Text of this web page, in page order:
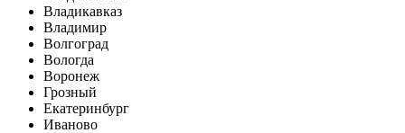
Владикавказ
Владимир
Волгоград
Вологда
Воронеж
Грозный
Екатеринбург
Иваново